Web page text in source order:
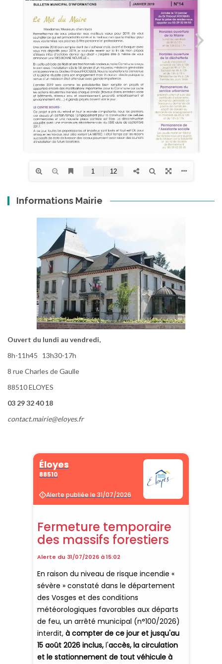
Informations Mairie
Ouvert du lundi au vendredi,
8h-11h45 13h30-17h
8 rue Charles de Gaulle
88510 ELOYES
03 29 32 40 18
contact.mairie@eloyes.fr